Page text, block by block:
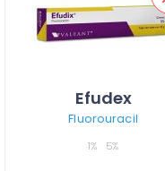
Efudex
Fluorouracil
1% 5%